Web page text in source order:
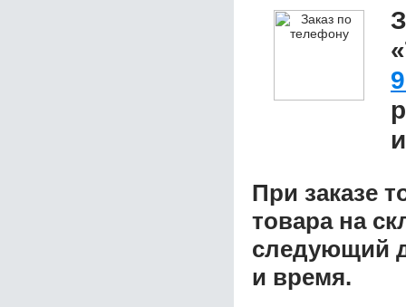
При заказе
товара на
следующий
и время.